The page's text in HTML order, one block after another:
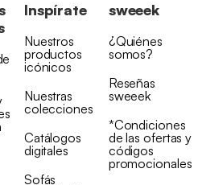
Inspírate
Nuestros
productos
icónicos
Nuestras
colecciones
Catálogos
digitales
Sofás
sweeek
¿Quiénes
somos?
Reseñas
sweeek
*Condiciones
de las ofertas y
códigos
promocionales